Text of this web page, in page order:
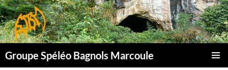
Aller
au
contenu
Groupe Spéléo Bagnols Marcoule